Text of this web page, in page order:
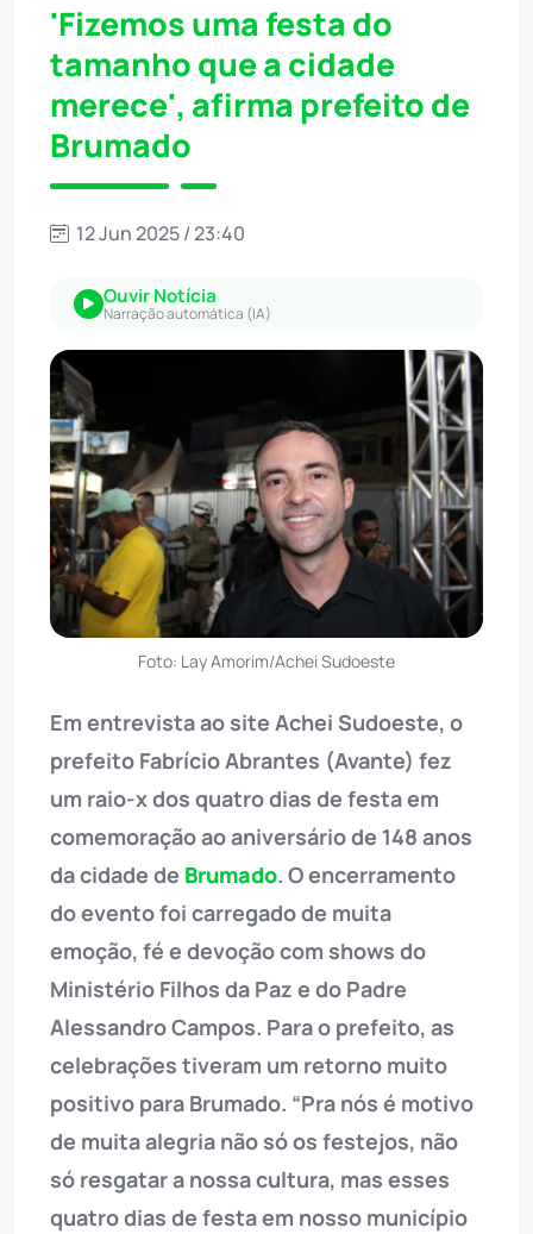
'Fizemos uma festa do
tamanho que a cidade
merece', afirma prefeito de
Brumado
12 Jun 2025 / 23:40
Ouvir Notícia
Narração automática (IA)
Foto: Lay Amorim/Achei Sudoeste
Em entrevista ao site Achei Sudoeste, o
prefeito Fabrício Abrantes (Avante) fez
um raio-x dos quatro dias de festa em
comemoração ao aniversário de 148 anos
da cidade de Brumado. O encerramento
do evento foi carregado de muita
emoção, fé e devoção com shows do
Ministério Filhos da Paz e do Padre
Alessandro Campos. Para o prefeito, as
celebrações tiveram um retorno muito
positivo para Brumado. “Pra nós é motivo
de muita alegria não só os festejos, não
só resgatar a nossa cultura, mas esses
quatro dias de festa em nosso município